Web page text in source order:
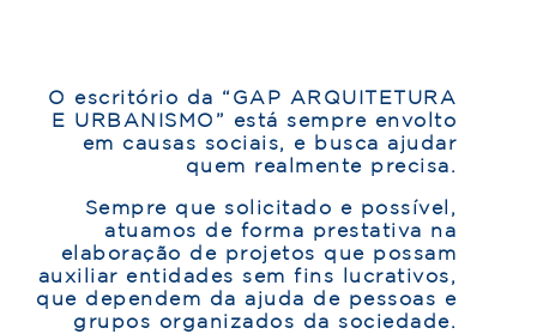
O escritório da “GAP ARQUITETURA
E URBANISMO” está sempre envolto
em causas sociais, e busca ajudar
quem realmente precisa.
Sempre que solicitado e possível,
atuamos de forma prestativa na
elaboração de projetos que possam
auxiliar entidades sem fins lucrativos,
que dependem da ajuda de pessoas e
grupos organizados da sociedade.